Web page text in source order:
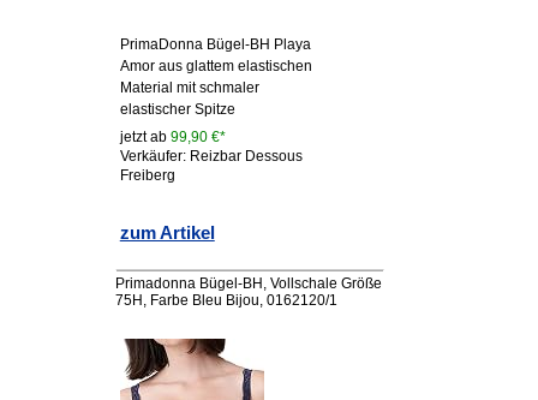
PrimaDonna Bügel-BH Playa
Amor aus glattem elastischen
Material mit schmaler
elastischer Spitze
jetzt ab 99,90 €*
Verkäufer: Reizbar Dessous
Freiberg
zum Artikel
Primadonna Bügel-BH, Vollschale Größe
75H, Farbe Bleu Bijou, 0162120/1